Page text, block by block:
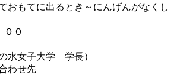
てに出るとき～にんげんがなくし
００
女子大学 学長）
わせ先